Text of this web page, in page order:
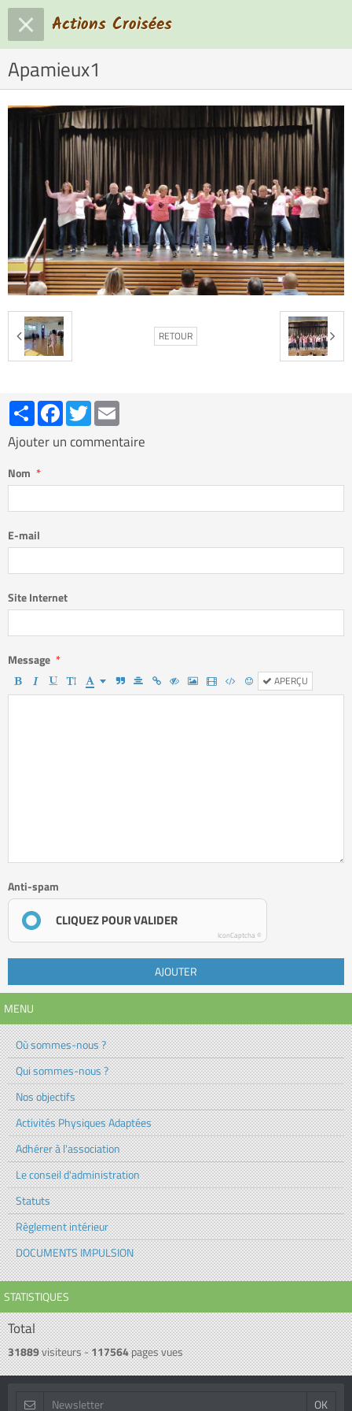
Actions Croisées
Apamieux1
RETOUR
PartagerFacebookTwitter
Ajouter un commentaire
Nom
E-mail
Site Internet
Message
APERÇU
Anti-spam
CLIQUEZ POUR VALIDER
IconCaptcha ©
AJOUTER
MENU
Où sommes-nous ?
Qui sommes-nous ?
Nos objectifs
Activités Physiques Adaptées
Adhérer à l'association
Le conseil d'administration
Statuts
Règlement intérieur
DOCUMENTS IMPULSION
STATISTIQUES
Total
31889visiteurs -117564pages vues